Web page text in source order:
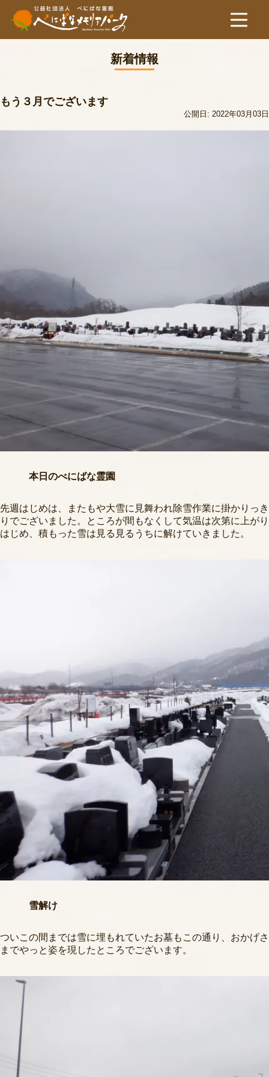
新着情報
もう３月でございます
公開日: 2022年03月03日
本日のべにばな霊園
先週はじめは、またもや大雪に見舞われ除雪作業に掛かりっき
りでございました。ところが間もなくして気温は次第に上がり
はじめ、積もった雪は見る見るうちに解けていきました。
雪解け
ついこの間までは雪に埋もれていたお墓もこの通り、おかげさ
までやっと姿を現したところでございます。